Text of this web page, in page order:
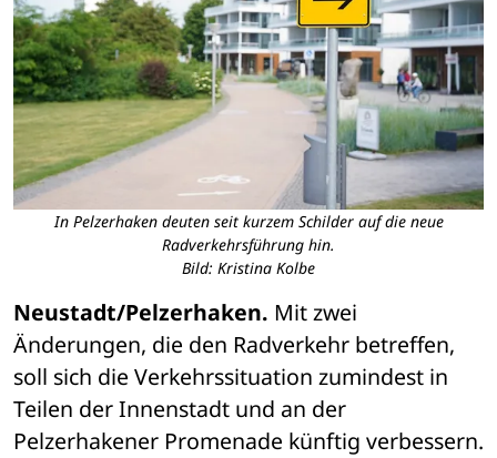
In Pelzerhaken deuten seit kurzem Schilder auf die neue
Radverkehrsführung hin.
Bild: Kristina Kolbe
Neustadt/Pelzerhaken. Mit zwei
Änderungen, die den Radverkehr betreffen,
soll sich die Verkehrssituation zumindest in
Teilen der Innenstadt und an der
Pelzerhakener Promenade künftig verbessern.